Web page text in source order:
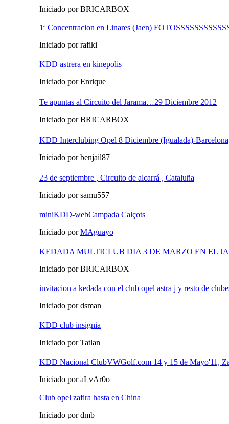
Iniciado por BRICARBOX
1ª Concentracion en Linares (Jaen)
Iniciado por rafiki
KDD astrera en kinepolis
Iniciado por Enrique
Te apuntas al Circuito del Jarama…29 Diciembre 2012
Iniciado por BRICARBOX
KDD Interclubing Opel 8 Diciembre (Igualada)-Barcelona
Iniciado por benjail87
23 de septiembre , Circuito de alcarrá , Cataluña
Iniciado por samu557
miniKDD-webCampada Calçots
Iniciado porMAguayo
KEDADA MULTICLUB DIA 3 DE MARZO EN EL
Iniciado por BRICARBOX
invitacion a kedada con el club opel astra j y resto de
Iniciado por dsman
KDD club insignia
Iniciado por Tatlan
KDD Nacional ClubVWGolf.com 14 y 15 de Mayo'11,
Iniciado por aLvAr0o
Club opel zafira hasta en China
Iniciado por dmb